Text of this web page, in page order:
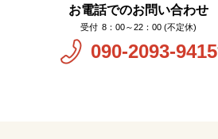
お電話でのお問い合わせ
8：00～22：00 (不定休)
090-2093-9415